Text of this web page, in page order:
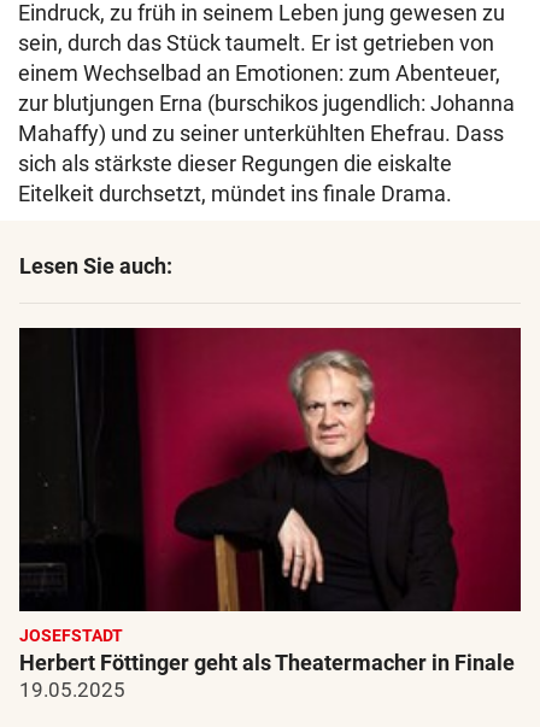
Eindruck, zu früh in seinem Leben jung gewesen zu
sein, durch das Stück taumelt. Er ist getrieben von
einem Wechselbad an Emotionen: zum Abenteuer,
zur blutjungen Erna (burschikos jugendlich: Johanna
Mahaffy) und zu seiner unterkühlten Ehefrau. Dass
sich als stärkste dieser Regungen die eiskalte
Eitelkeit durchsetzt, mündet ins finale Drama.
Lesen Sie auch:
JOSEFSTADT
Herbert Föttinger geht als Theatermacher in Finale
19.05.2025